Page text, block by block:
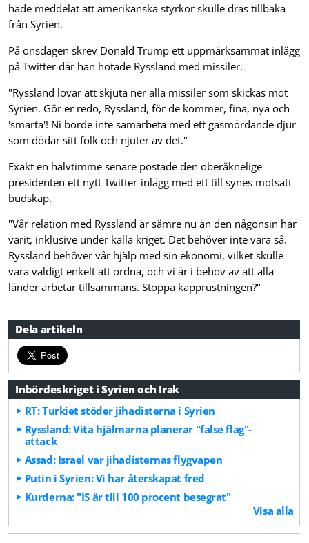
Dela artikeln
Inbördeskriget i Syrien och Irak
RT: Turkiet stöder jihadisterna i Syrien
Ryssland: Vita hjälmarna planerar "false flag"-
attack
Assad: Israel var jihadisternas flygvapen
Putin i Syrien: Vi har återskapat fred
Kurderna: "IS är till 100 procent besegrat"
Visa alla
hade meddelat att amerikanska styrkor skulle dras tillbaka
från Syrien.
På onsdagen skrev Donald Trump ett uppmärksammat inlägg
på Twitter där han hotade Ryssland med missiler.
"Ryssland lovar att skjuta ner alla missiler som skickas mot
Syrien. Gör er redo, Ryssland, för de kommer, fina, nya och
'smarta'! Ni borde inte samarbeta med ett gasmördande djur
som dödar sitt folk och njuter av det."
Exakt en halvtimme senare postade den oberäknelige
presidenten ett nytt Twitter-inlägg med ett till synes motsatt
budskap.
"Vår relation med Ryssland är sämre nu än den någonsin har
varit, inklusive under kalla kriget. Det behöver inte vara så.
Ryssland behöver vår hjälp med sin ekonomi, vilket skulle
vara väldigt enkelt att ordna, och vi är i behov av att alla
länder arbetar tillsammans. Stoppa kapprustningen?"